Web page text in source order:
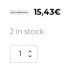
30,86€ 15,43€
2 in stock
PEGATINA
TRASERA